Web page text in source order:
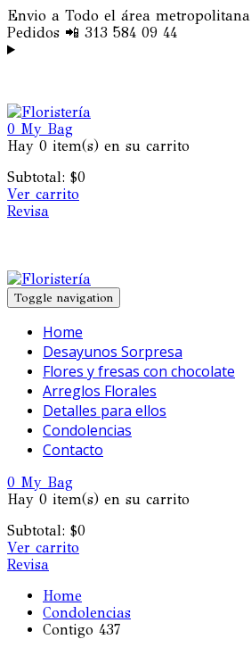
Envio a Todo el área metropolitana
Pedidos 📲 313 584 09 44
0 My Bag
Hay 0 item(s) en su carrito
Subtotal: $0
Ver carrito
Revisa
Toggle navigation
Home
Desayunos Sorpresa
Flores y fresas con chocolate
Arreglos Florales
Detalles para ellos
Condolencias
Contacto
0 My Bag
Hay 0 item(s) en su carrito
Subtotal: $0
Ver carrito
Revisa
Home
Condolencias
Contigo 437